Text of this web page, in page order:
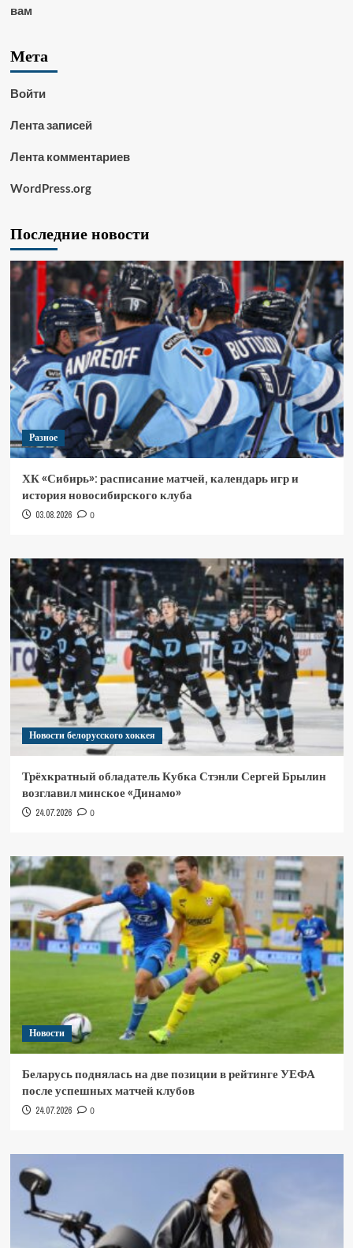
вам
Мета
Войти
Лента записей
Лента комментариев
WordPress.org
Последние новости
Разное
ХК «Сибирь»: расписание матчей, календарь игр и
история новосибирского клуба
03.08.2026 0
Новости белорусского хоккея
Трёхкратный обладатель Кубка Стэнли Сергей Брылин
возглавил минское «Динамо»
24.07.2026 0
Новости
Беларусь поднялась на две позиции в рейтинге УЕФА
после успешных матчей клубов
24.07.2026 0